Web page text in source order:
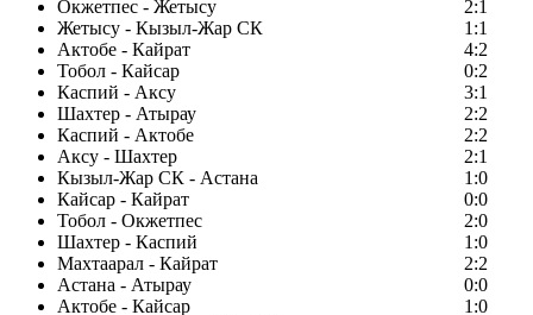
Окжетпес - Жетысу
2:1
Жетысу - Кызыл-Жар СК
1:1
Актобе - Кайрат
4:2
Тобол - Кайсар
0:2
Каспий - Аксу
3:1
Шахтер - Атырау
2:2
Каспий - Актобе
2:2
Аксу - Шахтер
2:1
Кызыл-Жар СК - Астана
1:0
Кайсар - Кайрат
0:0
Тобол - Окжетпес
2:0
Шахтер - Каспий
1:0
Махтаарал - Кайрат
2:2
Астана - Атырау
0:0
Актобе - Кайсар
1:0